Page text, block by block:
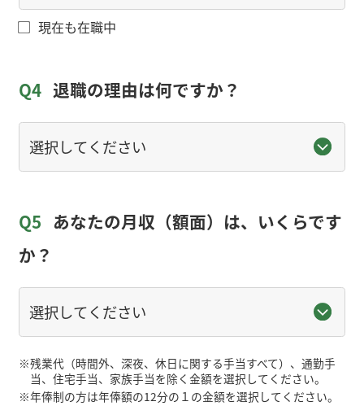
現在も在職中
Q4 退職の理由は何ですか？
Q5 あなたの月収（額面）は、いくらです
か？
※残業代（時間外、深夜、休日に関する手当すべて）、通勤手
当、住宅手当、家族手当を除く金額を選択してください。
※年俸制の方は年俸額の12分の１の金額を選択してください。